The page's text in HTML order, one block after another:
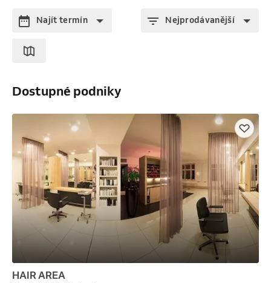
Najít termín Nejprodávanější
Dostupné podniky
HAIR AREA